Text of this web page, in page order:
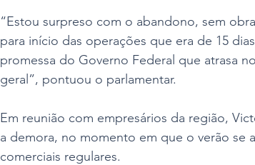
“Estou surpreso com o abandono, sem
para início das operações que era de 15
promessa do Governo Federal que atrasa
geral”, pontuou o parlamentar.
Em reunião com empresários da região,
a demora, no momento em que o verão se
comerciais regulares.